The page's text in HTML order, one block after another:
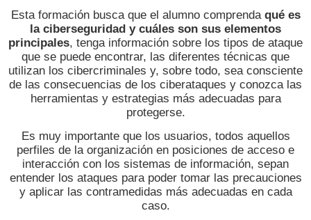
Esta formación busca que el alumno comprenda qué es
la ciberseguridad y cuáles son sus elementos
principales, tenga información sobre los tipos de ataque
que se puede encontrar, las diferentes técnicas que
utilizan los cibercriminales y, sobre todo, sea consciente
de las consecuencias de los ciberataques y conozca las
herramientas y estrategias más adecuadas para
protegerse.
Es muy importante que los usuarios, todos aquellos
perfiles de la organización en posiciones de acceso e
interacción con los sistemas de información, sepan
entender los ataques para poder tomar las precauciones
y aplicar las contramedidas más adecuadas en cada
caso.